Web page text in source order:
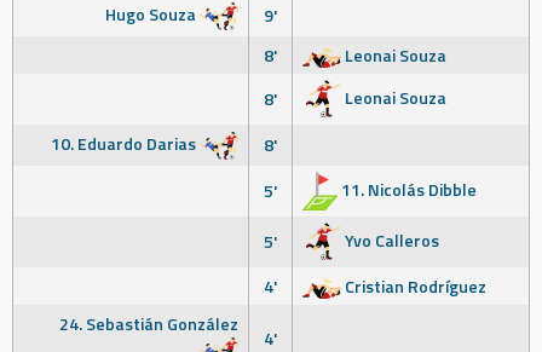
Hugo Souza
9'
8'
Leonai Souza
8'
Leonai Souza
10. Eduardo Darias
8'
5'
11. Nicolás Dibble
5'
Yvo Calleros
4'
Cristian Rodríguez
24. Sebastián González
4'